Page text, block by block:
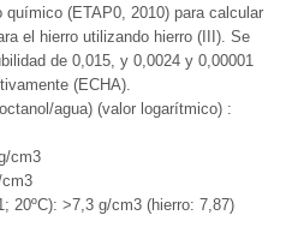
químico (ETAP0, 2010) para calcular
el hierro utilizando hierro (III). Se
de 0,015, y 0,0024 y 0,00001
(ECHA).
agua) (valor logarítmico) :
cm3
cm3
20ºC): >7,3 g/cm3 (hierro: 7,87)